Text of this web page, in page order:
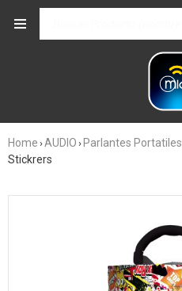
Home ›AUDIO › Parlantes Portatiles
Stickrers